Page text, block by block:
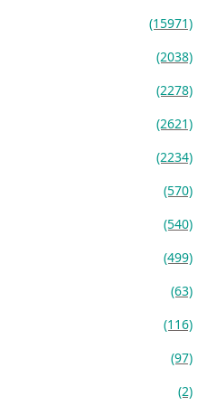
(15971)
(2038)
(2278)
(2621)
(2234)
(570)
(540)
(499)
(63)
(116)
(97)
(2)